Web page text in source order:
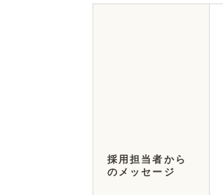
採用担当者から
のメッセージ